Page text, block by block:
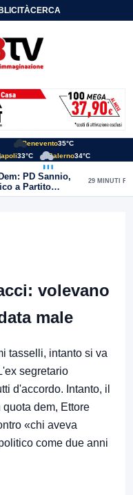
CERCA
Benevento35°C
33°C Salerno34°C
PD Sannio,
a Partito
si dimette”
29 MINUTI FA
volevano
male
tasselli, intanto si va
segretario
d'accordo. Intanto, il
dem, Ettore
«chi aveva
come due anni